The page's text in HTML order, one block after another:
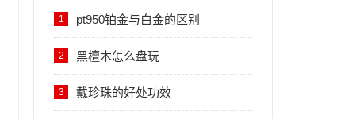
1 pt950铂金与白金的区别
2 黑檀木怎么盘玩
3 戴珍珠的好处功效